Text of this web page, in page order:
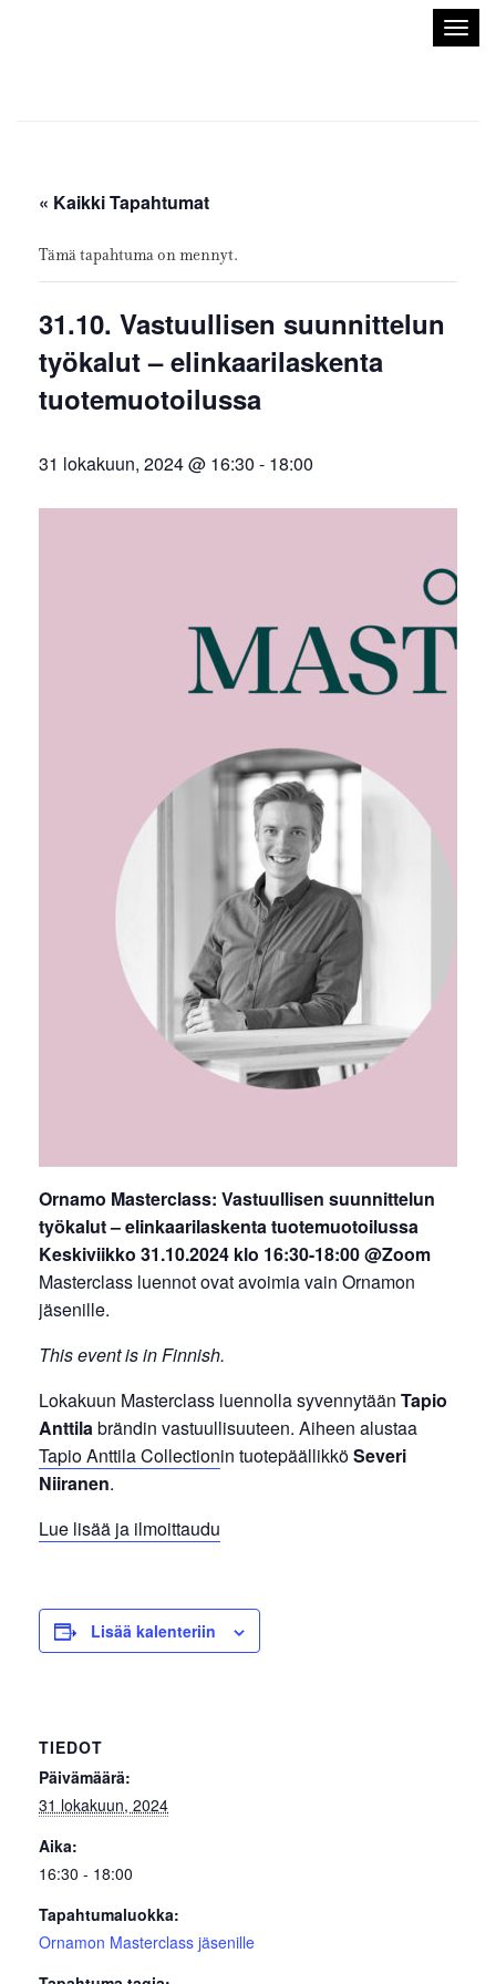
« Kaikki Tapahtumat
Tämä tapahtuma on mennyt.
31.10. Vastuullisen suunnittelun
työkalut – elinkaarilaskenta
tuotemuotoilussa
31 lokakuun, 2024 @ 16:30 - 18:00
Ornamo Masterclass: Vastuullisen suunnittelun
työkalut – elinkaarilaskenta tuotemuotoilussa
Keskiviikko 31.10.2024 klo 16:30-18:00 @Zoom
Masterclass luennot ovat avoimia vain Ornamon
jäsenille.
This event is in Finnish.
Lokakuun Masterclass luennolla syvennytään Tapio
Anttilabrändin vastuullisuuteen. Aiheen alustaa
Tapio Anttila Collectionin tuotepäällikköSeveri
Niiranen.
Lue lisää ja ilmoittaudu
Lisää kalenteriin
TIEDOT
Päivämäärä:
31 lokakuun, 2024
Aika:
16:30 - 18:00
Tapahtumaluokka:
Ornamon Masterclass jäsenille